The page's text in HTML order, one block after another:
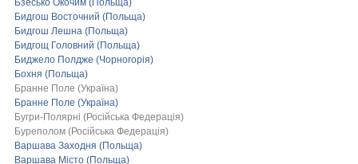
Бзесько Окочим (Польща)
Бидгош Восточний (Польща)
Бидгош Лешна (Польща)
Бидгощ Головний (Польща)
Биджело Полдже (Чорногорія)
Бохня (Польща)
Бранне Поле (Україна)
Бранне Поле (Україна)
Бугри-Полярні (Російська Федерація)
Буреполом (Російська Федерація)
Варшава Заходня (Польща)
Варшава Місто (Польща)